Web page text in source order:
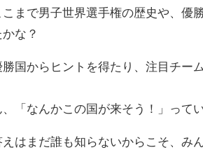
まで男子世界選手権の歴史や、優
な？
国からヒントを得たり、注目チー
「なんかこの国が来そう！」って
はまだ誰も知らないからこそ、み